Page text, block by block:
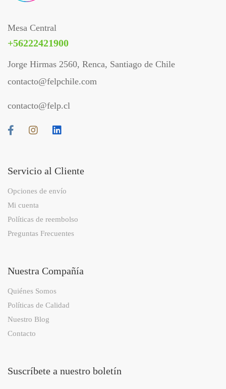
Mesa Central
+56222421900
Jorge Hirmas 2560, Renca, Santiago de Chile
contacto@felpchile.com
contacto@felp.cl
Servicio al Cliente
Opciones de envío
Mi cuenta
Políticas de reembolso
Preguntas Frecuentes
Nuestra Compañía
Quiénes Somos
Políticas de Calidad
Nuestro Blog
Contacto
Suscríbete a nuestro boletín